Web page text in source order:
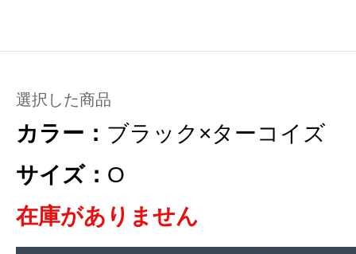
選択した商品
カラー： ブラック×ターコイズ
サイズ： O
在庫がありません